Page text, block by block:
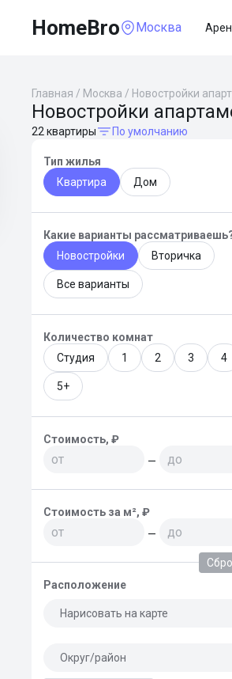
HomeBro Москва
Главная / Москва / Новостройки
Новостройки
22 квартиры По умолчанию
Тип жилья
Квартира
Дом
Какие варианты
Новостройки
Вторичка
Все варианты
Количество комнат
Студия
1 2 3 4
5+
Стоимость, ₽
—
Стоимость за м², ₽
—
Расположение
Нарисовать на карте
Округ/район